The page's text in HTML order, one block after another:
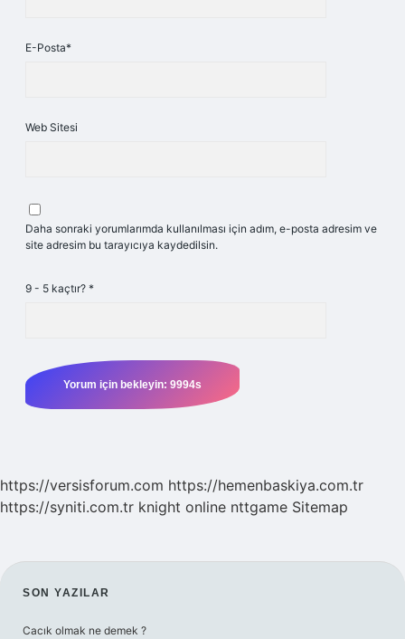
E-Posta*
Web Sitesi
Daha sonraki yorumlarımda kullanılması için adım, e-posta adresim ve
site adresim bu tarayıcıya kaydedilsin.
9 - 5 kaçtır? *
https://versisforum.com https://hemenbaskiya.com.tr
https://syniti.com.tr knight online nttgame Sitemap
SIDEBAR
SON YAZILAR
Cacık olmak ne demek ?